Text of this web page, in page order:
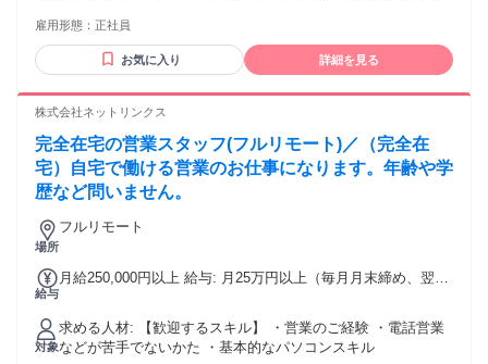
東京オフィスに出社ができるメンバーを想定しています(日帰
りOK＋交通費1000円支給)。 ＜キャリアプラン＞ 🌸入社1～3
ヶ月 まずはジャパゲートのサービス内容や、外国人材の就業
い合わせ対応、日程調整などの基礎的な事務作業から慣れて
ート担当として、カウンセリング準備、選考進捗管理、入社
前後のフォローなど、より幅広い業務をお任せします。 ⭐入
社3～5年後 サポート事務チームのリーダーとして、後輩の育
成や業務フロー改善にも挑戦可能です。外国人材の日本での
キャリア形成を支える、事業運営の中心メンバーとして活躍
バーが、それぞれの専門性を活かして事業を進めています。
心して働き始められるようサポートする仕事です。 社内はフ
ラットに意見を言いやすい雰囲気で、国や文化の違いを前向
雇用形態： 正社員
お気に入り 詳細を見る
株式会社ネットリンクス
完全在宅の営業スタッフ(フルリモート)／（完全在
宅）自宅で働ける営業のお仕事になります。年齢や学
歴など問いません。
場所
フルリモート
給与
月給250,000円以上 給与: 月25万円以上（毎月月末締め、翌月
対象
求める人材: 【歓迎するスキル】 ・営業のご経験 ・電話営業
などが苦手でないかた ・基本的なパソコンスキル